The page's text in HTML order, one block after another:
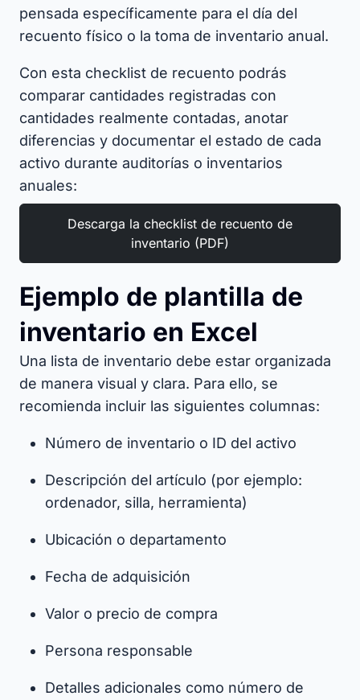
pensada específicamente para el día del
recuento físico o la toma de inventario anual.
Con esta checklist de recuento podrás
comparar cantidades registradas con
cantidades realmente contadas, anotar
diferencias y documentar el estado de cada
activo durante auditorías o inventarios
anuales:
Descarga la checklist de recuento de
inventario (PDF)
Ejemplo de plantilla de
inventario en Excel
Una lista de inventario debe estar organizada
de manera visual y clara. Para ello, se
recomienda incluir las siguientes columnas:
Número de inventario o ID del activo
Descripción del artículo (por ejemplo:
ordenador, silla, herramienta)
Ubicación o departamento
Fecha de adquisición
Valor o precio de compra
Persona responsable
Detalles adicionales como número de